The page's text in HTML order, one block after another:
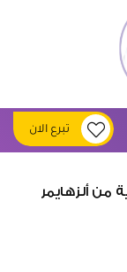
تبرع الان
من ألزهايمر